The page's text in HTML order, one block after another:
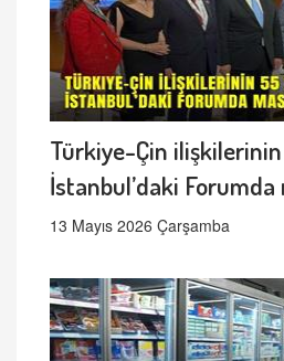
Türkiye-Çin ilişkilerinin
İstanbul’daki Forumda
13 Mayıs 2026 Çarşamba